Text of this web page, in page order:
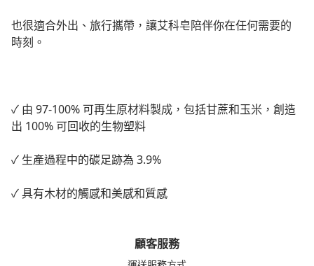
也很適合外出、旅行攜帶，讓艾科皂陪伴你在任何需要的
時刻。
✓ 由 97-100% 可再生原材料製成，包括甘蔗和玉米，創造
出 100% 可回收的生物塑料
✓ 生產過程中的碳足跡為 3.9%
✓ 具有木材的觸感和美感和質感
顧客服務